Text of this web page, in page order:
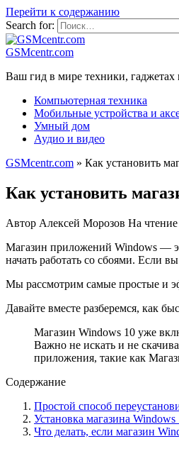
Перейти к содержанию
Search for:
GSMcentr.com
Ваш гид в мире техники, гаджетах
Компьютерная техника
Мобильные устройства и
Умный дом
Аудио и видео
GSMcentr.com » Как установить
Как установить
Автор Алексей Морозов На чтение
Магазин приложений Windows —
начать работать со сбоями. Если
Мы рассмотрим самые простые и
Давайте вместе разберемся, как
Магазин Windows 10 уже
Важно не искать и не
приложения, такие как
Содержание
Простой способ
Установка магазина
Что делать, если магазин